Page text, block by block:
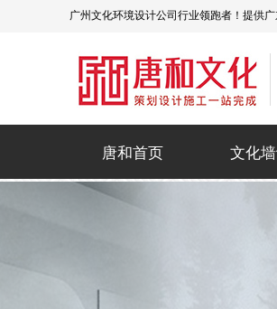
广州文化环境设计公司行业领跑者！提供
唐和首页 文化